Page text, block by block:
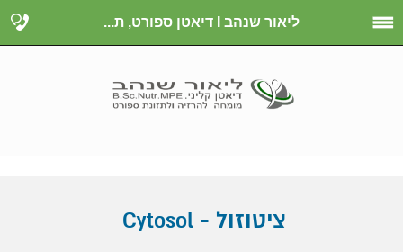
ליאור שנהב I דיאטן ספורט, ת...
ציטוזול - Cytosol